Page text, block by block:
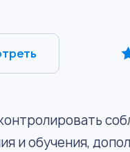
и обучения,